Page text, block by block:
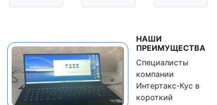
НАШИ
ПРЕИМУЩЕСТВА
Специалисты
компании
Интертакс-Кус в
короткий